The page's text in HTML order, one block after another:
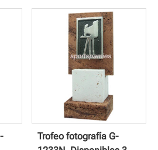
18,95 €
18,95
Trofeo fotografía G-